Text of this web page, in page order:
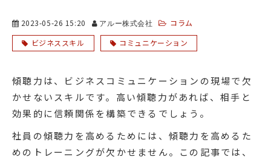
2023-05-26 15:20 アルー株式会社
コラム
ビジネススキル
コミュニケーション
傾聴力は、ビジネスコミュニケーションの現場で欠
かせないスキルです。高い傾聴力があれば、相手と
効果的に信頼関係を構築できるでしょう。
社員の傾聴力を高めるためには、傾聴力を高めるた
めのトレーニングが欠かせません。この記事では、